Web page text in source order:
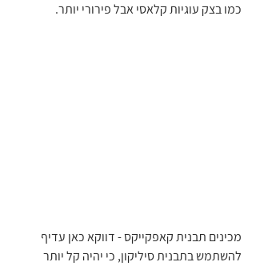
כמו בצק עוגיות קלאסי אבל פירורי יותר.
מכינים תבנית קאפקייקס - דווקא כאן עדיף
להשתמש בתבנית סיליקון, כי יהיה קל יותר